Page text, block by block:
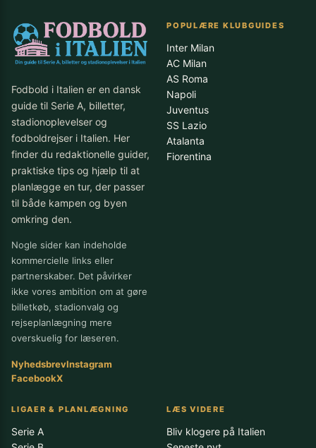
Fodbold i Italien er en dansk
guide til Serie A, billetter,
stadionoplevelser og
fodboldrejser i Italien. Her
finder du redaktionelle guider,
praktiske tips og hjælp til at
planlægge en tur, der passer
til både kampen og byen
omkring den.
Nogle sider kan indeholde
kommercielle links eller
partnerskaber. Det påvirker
ikke vores ambition om at gøre
billetkøb, stadionvalg og
rejseplanlægning mere
overskuelig for læseren.
NyhedsbrevInstagram
FacebookX
POPULÆRE KLUBGUIDES
Inter Milan
AC Milan
AS Roma
Napoli
Juventus
SS Lazio
Atalanta
Fiorentina
LIGAER & PLANLÆGNING
Serie A
LÆS VIDERE
Bliv klogere på Italien